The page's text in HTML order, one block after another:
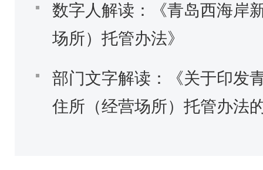
数字人解读：《青岛西海岸
场所）托管办法》
部门文字解读：《关于印发
住所（经营场所）托管办法